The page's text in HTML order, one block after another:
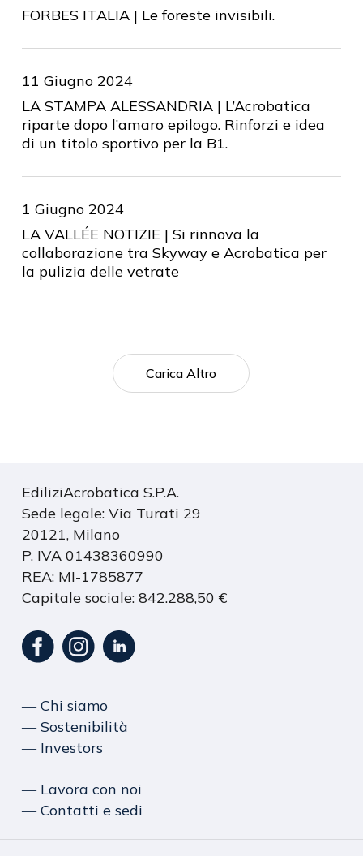
FORBES ITALIA | Le foreste invisibili.
11 Giugno 2024
LA STAMPA ALESSANDRIA | L’Acrobatica
riparte dopo l’amaro epilogo. Rinforzi e idea
di un titolo sportivo per la B1.
1 Giugno 2024
LA VALLÉE NOTIZIE | Si rinnova la
collaborazione tra Skyway e Acrobatica per
la pulizia delle vetrate
Carica Altro
EdiliziAcrobatica S.P.A.
Sede legale: Via Turati 29
20121, Milano
P. IVA 01438360990
REA: MI-1785877
Capitale sociale: 842.288,50 €
― Chi siamo
― Sostenibilità
― Investors
― Lavora con noi
― Contatti e sedi